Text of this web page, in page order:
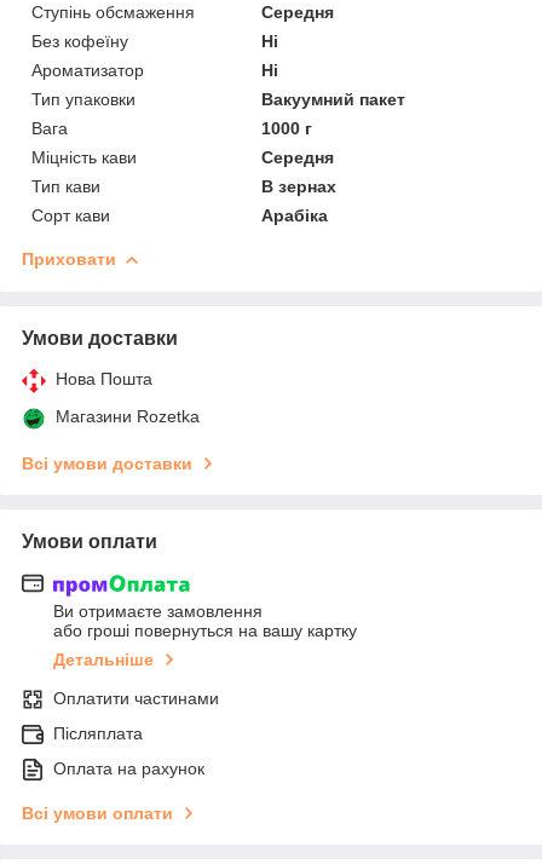
Ступінь обсмаження
Середня
Без кофеїну
Ні
Ароматизатор
Ні
Тип упаковки
Вакуумний пакет
Вага
1000 г
Міцність кави
Середня
Тип кави
В зернах
Сорт кави
Арабіка
Приховати
Умови доставки
Нова Пошта
Магазини Rozetka
Всі умови доставки
Умови оплати
Ви отримаєте замовлення
або гроші повернуться на вашу картку
Детальніше
Оплатити частинами
Післяплата
Оплата на рахунок
Всі умови оплати